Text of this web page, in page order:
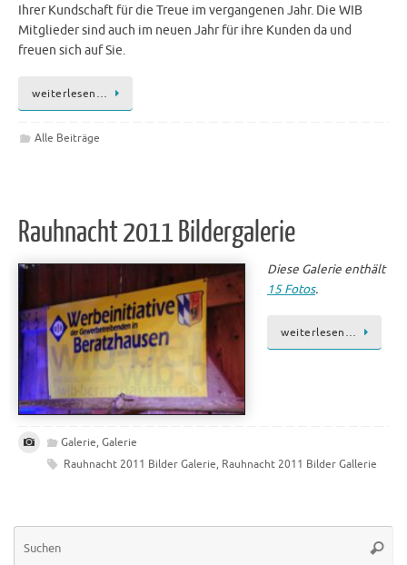
Ihrer Kundschaft für die Treue im vergangenen Jahr. Die WIB
Mitglieder sind auch im neuen Jahr für ihre Kunden da und
freuen sich auf Sie.
weiterlesen…
Alle Beiträge
Rauhnacht 2011 Bildergalerie
Diese Galerie enthält
15 Fotos.
weiterlesen…
Galerie, Galerie
Rauhnacht 2011 Bilder Galerie, Rauhnacht 2011 Bilder Gallerie